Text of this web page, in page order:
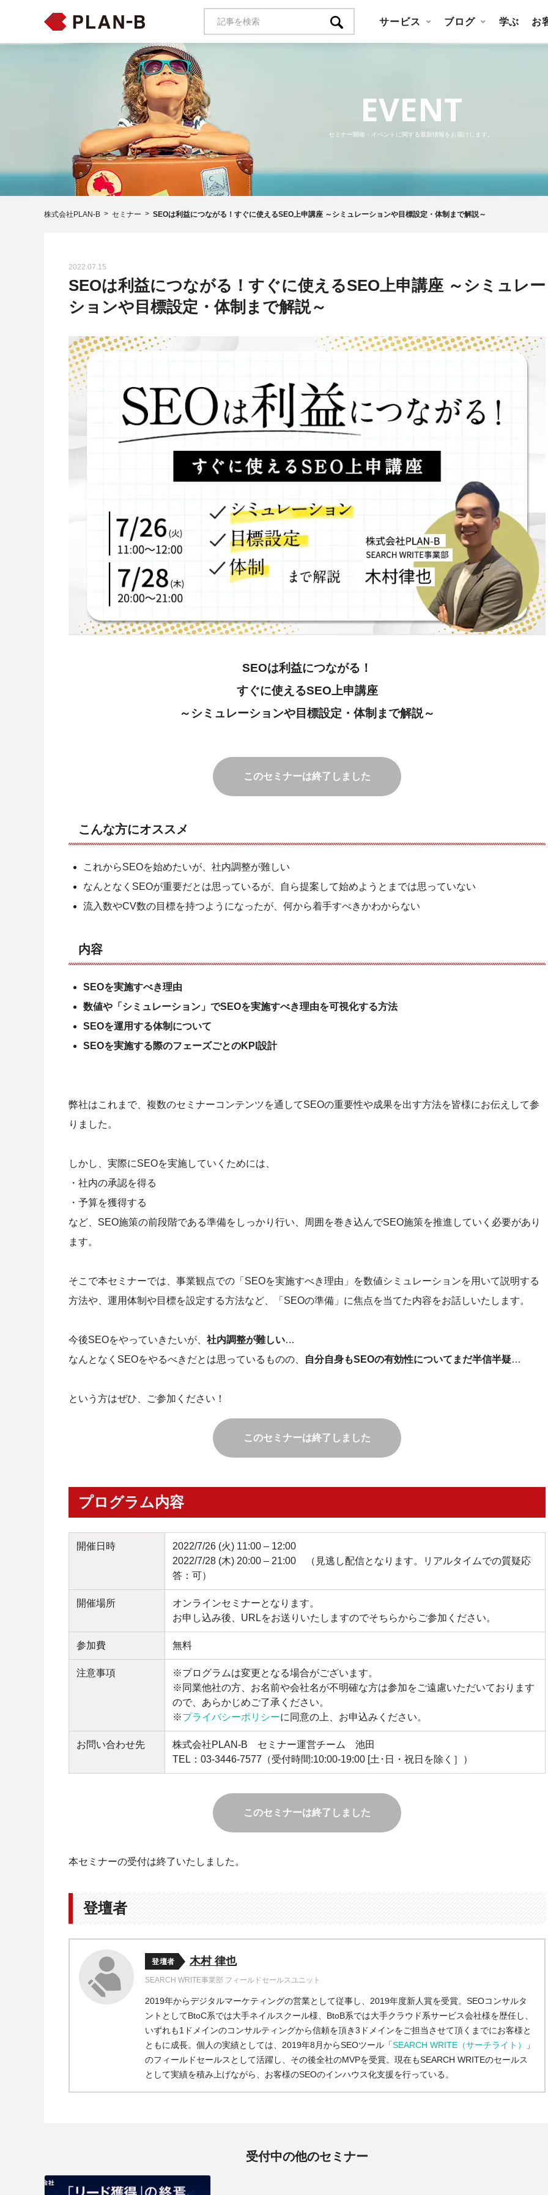
サービス ブログ 学ぶ お
EVENT
セミナー開催・イベントに関する最新情報をお届けします。
株式会社PLAN-B セミナー SEOは利益につながる！すぐに使えるSEO上申講座 ～シミュレーションや目標設定・体制まで解説～
2022.07.15
SEOは利益につながる！すぐに使えるSEO上申講座 ～シミュレー
ションや目標設定・体制まで解説～
SEOは利益につながる！
すぐに使えるSEO上申講座
～シミュレーションや目標設定・体制まで解説～
このセミナーは終了しました
こんな方にオススメ
これからSEOを始めたいが、社内調整が難しい
なんとなくSEOが重要だとは思っているが、自ら提案して始めようとまでは思っていない
流入数やCV数の目標を持つようになったが、何から着手すべきかわからない
内容
SEOを実施すべき理由
数値や「シミュレーション」でSEOを実施すべき理由を可視化する方法
SEOを運用する体制について
SEOを実施する際のフェーズごとのKPI設計
弊社はこれまで、複数のセミナーコンテンツを通してSEOの重要性や成果を出す方法を皆様にお伝えして参
りました。
しかし、実際にSEOを実施していくためには、
・社内の承認を得る
・予算を獲得する
など、SEO施策の前段階である準備をしっかり行い、周囲を巻き込んでSEO施策を推進していく必要があり
ます。
そこで本セミナーでは、事業観点での「SEOを実施すべき理由」を数値シミュレーションを用いて説明する
方法や、運用体制や目標を設定する方法など、「SEOの準備」に焦点を当てた内容をお話しいたします。
今後SEOをやっていきたいが、 社内調整が難しい…
なんとなくSEOをやるべきだとは思っているものの、
自分自身もSEOの有効性についてまだ半信半疑…
という方はぜひ、ご参加ください！
このセミナーは終了しました
プログラム内容
開催日時
2022/7/26 (火) 11:00 – 12:00
2022/7/28 (木) 20:00 – 21:00 （見逃し配信となります。リアルタイムでの質疑応
答：可）
開催場所
オンラインセミナーとなります。
お申し込み後、URLをお送りいたしますのでそちらからご参加ください。
参加費 無料
注意事項
※プログラムは変更となる場合がございます。
※同業他社の方、お名前や会社名が不明確な方は参加をご遠慮いただいております
ので、あらかじめご了承ください。
※プライバシーポリシーに同意の上、お申込みください。
お問い合わせ先
株式会社PLAN-B セミナー運営チーム 池田
TEL：03-3446-7577 （受付時間:10:00-19:00 [土･日・祝日を除く］）
このセミナーは終了しました
本セミナーの受付は終了いたしました。
登壇者
登壇者 木村 律也
SEARCH WRITE事業部 フィールドセールスユニット
2019年からデジタルマーケティングの営業として従事し、2019年度新人賞を受賞。SEOコンサルタ
ントとしてBtoC系では大手ネイルスクール様、BtoB系では大手クラウド系サービス会社様を歴任し、
いずれも1ドメインのコンサルティングから信頼を頂き3ドメインをご担当させて頂くまでにお客様と
ともに成長。個人の実績としては、2019年8月からSEOツール「SEARCH WRITE（サーチライト）
」
のフィールドセールスとして活躍し、その後全社のMVPを受賞。現在もSEARCH WRITEのセールス
として実績を積み上げながら、お客様のSEOのインハウス化支援を行っている。
受付中の他のセミナー